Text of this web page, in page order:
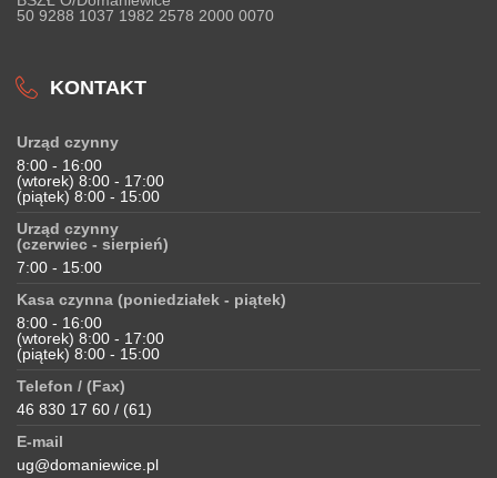
50 9288 1037 1982 2578 2000 0070
KONTAKT
Urząd czynny
8:00 - 16:00
(wtorek) 8:00 - 17:00
(piątek) 8:00 - 15:00
Urząd czynny
(czerwiec - sierpień)
7:00 - 15:00
Kasa czynna (poniedziałek - piątek)
8:00 - 16:00
(wtorek) 8:00 - 17:00
(piątek) 8:00 - 15:00
Telefon / (Fax)
46 830 17 60 / (61)
E-mail
ug@domaniewice.pl